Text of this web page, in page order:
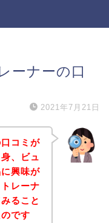
ーナーの口
2021年7月21日
コミが
、ビュ
興味が
レーナ
ること
です